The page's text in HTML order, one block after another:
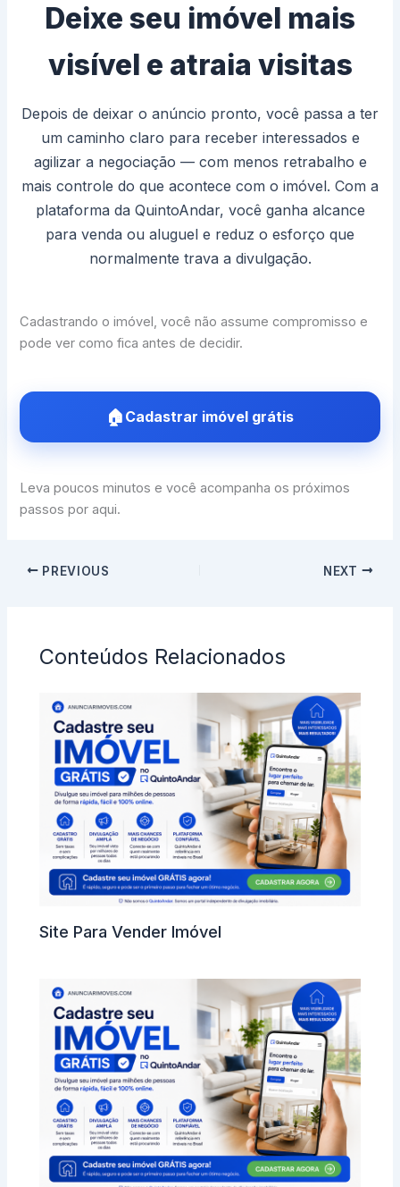
Deixe seu imóvel mais
visível e atraia visitas
Depois de deixar o anúncio pronto, você passa a ter
um caminho claro para receber interessados e
agilizar a negociação — com menos retrabalho e
mais controle do que acontece com o imóvel. Com a
plataforma da QuintoAndar, você ganha alcance
para venda ou aluguel e reduz o esforço que
normalmente trava a divulgação.
Cadastrando o imóvel, você não assume compromisso e
pode ver como fica antes de decidir.
Cadastrar imóvel grátis
Leva poucos minutos e você acompanha os próximos
passos por aqui.
PREVIOUS NEXT
Conteúdos Relacionados
Site Para Vender Imóvel